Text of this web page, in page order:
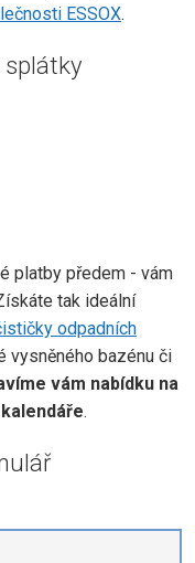
ESSOX.
splátky
platby předem - vám
tak ideální
odpadních
vysněného bazénu či
vám nabídku na
.